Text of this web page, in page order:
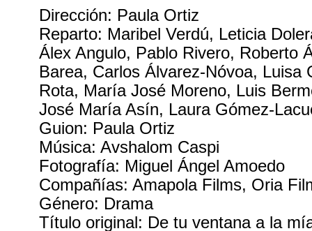
Dirección: Paula Ortiz
Reparto: Maribel Verdú, Leticia
Álex Angulo, Pablo Rivero, Roberto
Barea, Carlos Álvarez-Nóvoa, Luisa
Rota, María José Moreno, Luis
José María Asín, Laura Gómez-
Guion: Paula Ortiz
Música: Avshalom Caspi
Fotografía: Miguel Ángel Amoedo
Compañías: Amapola Films, Oria
Género: Drama
Título original: De tu ventana a la